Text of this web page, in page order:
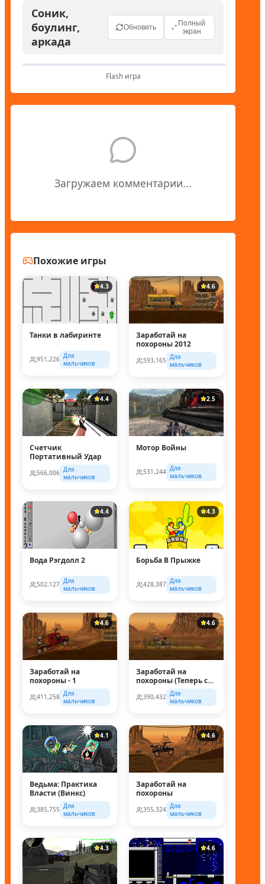
Соник,
боулинг,
аркада
Обновить
Полный
экран
Flash игра
Загружаем комментарии...
Похожие игры
4.3
Танки в лабиринте
951,226 Для
мальчиков
4.6
Заработай на
похороны 2012
593,165 Для
мальчиков
4.4
Счетчик
Портативный Удар
566,006 Для
мальчиков
2.5
Мотор Войны
531,244 Для
мальчиков
4.4
Вода Рэгдолл 2
502,127 Для
мальчиков
4.3
Борьба В Прыжке
428,387 Для
мальчиков
4.6
Заработай на
похороны - 1
411,258 Для
мальчиков
4.6
Заработай на
похороны (Теперь с
супер колесом!)
390,432 Для
мальчиков
4.1
Ведьма: Практика
Власти (Винкс)
385,755 Для
мальчиков
4.6
Заработай на
похороны
355,324 Для
мальчиков
4.3 4.6